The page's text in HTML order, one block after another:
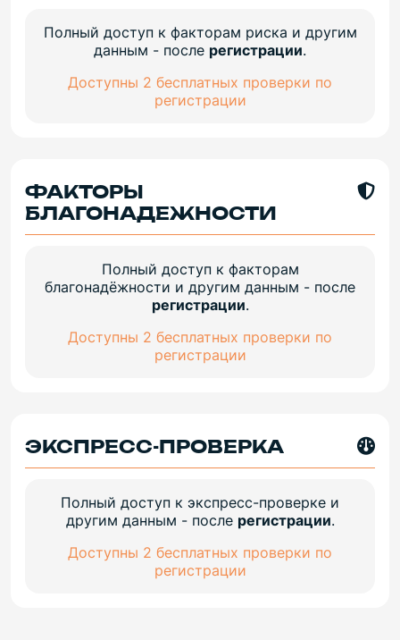
Полный доступ к факторам риска и другим
данным - после регистрации.
Доступны 2 бесплатных проверки по
регистрации
ФАКТОРЫ
БЛАГОНАДЕЖНОСТИ
Полный доступ к факторам
благонадёжности и другим данным - после
регистрации.
Доступны 2 бесплатных проверки по
регистрации
ЭКСПРЕСС-ПРОВЕРКА
Полный доступ к экспресс-проверке и
другим данным - после регистрации.
Доступны 2 бесплатных проверки по
регистрации